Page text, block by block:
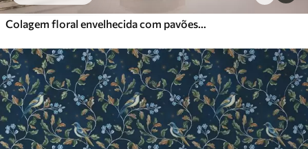
Colagem floral envelhecida com pavões e borboletas